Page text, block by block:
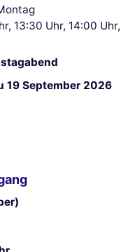
13:30 Uhr, 14:00
19 September 2026